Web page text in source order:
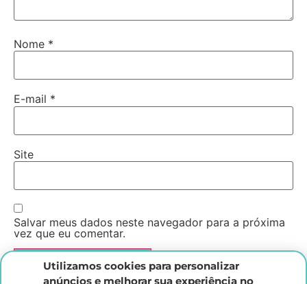
Nome *
E-mail *
Site
Salvar meus dados neste navegador para a próxima
vez que eu comentar.
Utilizamos cookies para personalizar
anúncios e melhorar sua experiência no